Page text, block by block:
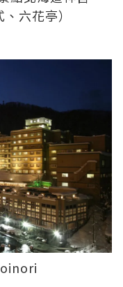
六花亭）